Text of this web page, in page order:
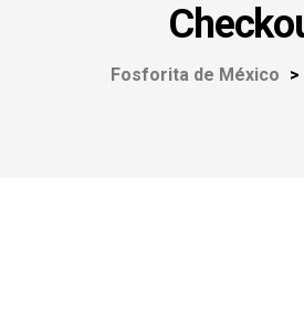
Fosforita de México >